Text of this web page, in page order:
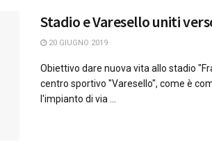
Stadio e Varesello uniti
20 GIUGNO 2019
Obiettivo dare nuova vita allo stadio
centro sportivo "Varesello", come è
l'impianto di via ...